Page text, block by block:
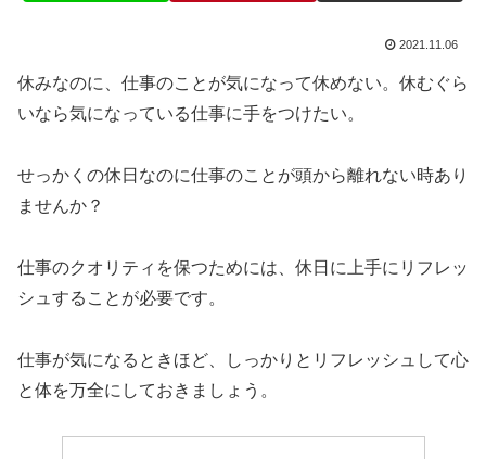
2021.11.06
休みなのに、仕事のことが気になって休めない。休むぐら
いなら気になっている仕事に手をつけたい。
せっかくの休日なのに仕事のことが頭から離れない時あり
ませんか？
仕事のクオリティを保つためには、休日に上手にリフレッ
シュすることが必要です。
仕事が気になるときほど、しっかりとリフレッシュして心
と体を万全にしておきましょう。